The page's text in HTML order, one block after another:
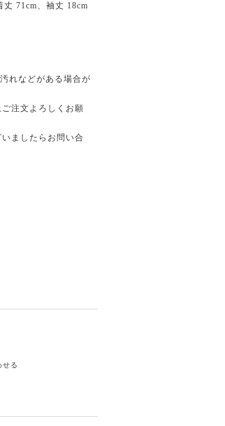
丈 71cm、袖丈 18cm
れなどがある場合が
注文よろしくお願
ましたらお問い合
せる